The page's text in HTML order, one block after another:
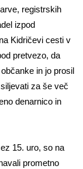
registrskih
izpod
Kidričevi cesti v
pretvezo, da
in jo prosil
za še več
denarnico in
15. uro, so na
prometno